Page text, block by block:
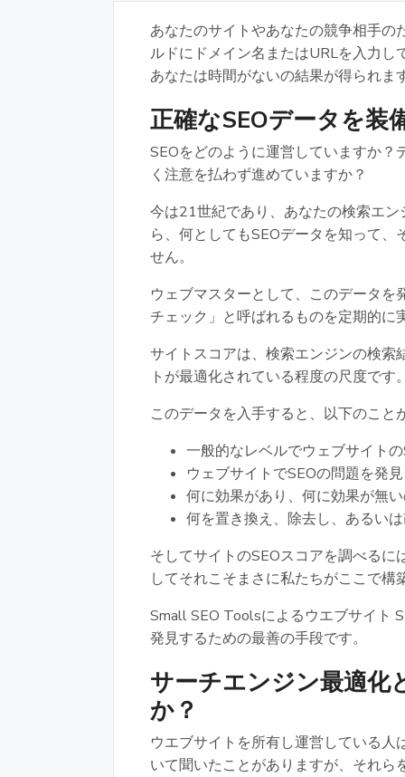
あなたのサイトやあなたの競争相手
ルドにドメイン名またはURLを入力し
あなたは時間がないの結果が得られま
正確なSEOデータを装
SEOをどのように運営していますか
く注意を払わず進めていますか？
今は21世紀であり、あなたの検索エ
ら、何としてもSEOデータを知って
せん。
ウェブマスターとして、このデータ
チェック」と呼ばれるものを定期的に
サイトスコアは、検索エンジンの検索
トが最適化されている程度の尺度です
このデータを入手すると、以下のこ
一般的なレベルでウェブサイト
ウェブサイトでSEOの問題を発
何に効果があり、何に効果が無
何を置き換え、除去し、あるい
そしてサイトのSEOスコアを調べる
してそれこそまさに私たちがここで構
Small SEO Toolsによるウエブサイト
発見するための最善の手段です。
サーチエンジン最適化
か？
ウエブサイトを所有し運営している
いて聞いたことがありますが、それら